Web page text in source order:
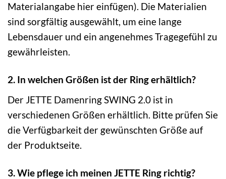
Materialangabe hier einfügen). Die Materialien
sind sorgfältig ausgewählt, um eine lange
Lebensdauer und ein angenehmes Tragegefühl zu
gewährleisten.
2. In welchen Größen ist der Ring erhältlich?
Der JETTE Damenring SWING 2.0 ist in
verschiedenen Größen erhältlich. Bitte prüfen Sie
die Verfügbarkeit der gewünschten Größe auf
der Produktseite.
3. Wie pflege ich meinen JETTE Ring richtig?